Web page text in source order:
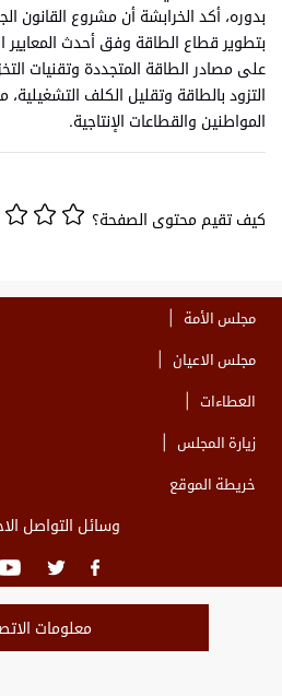
بدوره، أكد الخرابشة أن مشروع القانون
بتطوير قطاع الطاقة وفق أحدث المعايير
على مصادر الطاقة المتجددة وتقنيات
التزود بالطاقة وتقليل الكلف التشغيلية،
المواطنين والقطاعات الإنتاجية.
كيف تقيم محتوى الصفحة؟
مجلس الأمة
مجلس الاعيان
العطاءات
زيارة المجلس
خريطة الموقع
وسائل التواصل
معلومات